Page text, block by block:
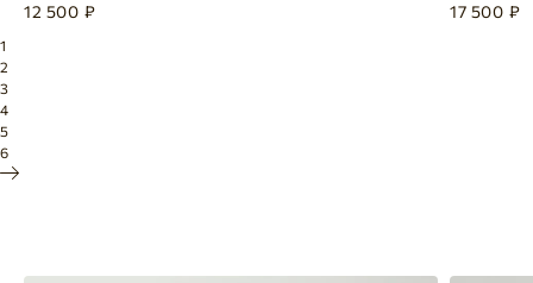
12 500 ₽
17 500 ₽
1
2
3
4
5
6